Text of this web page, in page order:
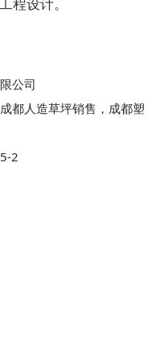
公司
都人造草坪销售，成都塑
2